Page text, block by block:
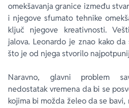
omekšavanja granice između
i njegove sfumato tehnike
ključ njegove kreativnosti.
jalova. Leonardo je znao kako
što je od njega stvorilo
Naravno, glavni problem
nedostatak vremena da bi se
kojima bi možda želeo da se